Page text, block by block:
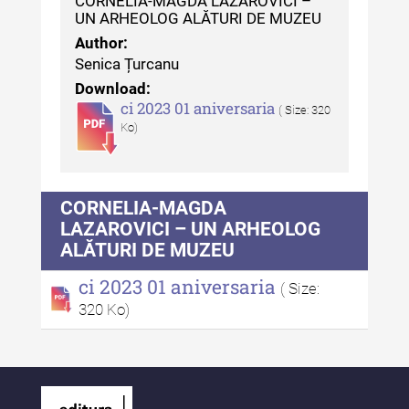
Indexul Complet
Anuarul Muzeului Etnografic al
Moldovei
Anuarul Muzeului Etnografic al
Anuarul Muzeului Etnografic al
Moldovei - XXI / 2021
Anuarul Muzeului Etnografic al
Moldovei - XX / 2020
Indexul Complet
Buletinul Muzeului Științei și
Tehnicii ”Ștefan Procopiu”
UN ARHEOLOG ALĂTURI DE MUZEU
Author:
Senica Țurcanu
Download:
ci 2023 01 aniversaria ( Size: 320
Ko)
CORNELIA-MAGDA
LAZAROVICI – UN ARHEOLOG
ALĂTURI DE MUZEU
ci 2023 01 aniversaria ( Size:
320 Ko)